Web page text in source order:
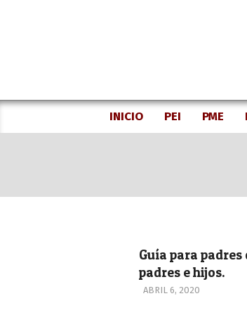
INICIO PEI PME
Guía para
padres e hijos.
2020-
ABRIL 6, 2020